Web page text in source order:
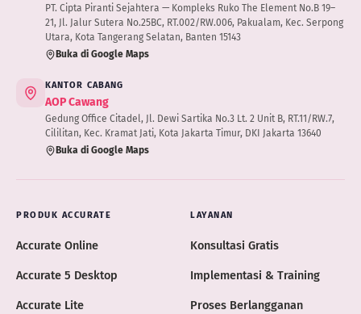
PT. Cipta Piranti Sejahtera — Kompleks Ruko The Element No.B 19–
21, Jl. Jalur Sutera No.25BC, RT.002/RW.006, Pakualam, Kec. Serpong
Utara, Kota Tangerang Selatan, Banten 15143
Buka di Google Maps
KANTOR CABANG
AOP Cawang
Gedung Office Citadel, Jl. Dewi Sartika No.3 Lt. 2 Unit B, RT.11/RW.7,
Cililitan, Kec. Kramat Jati, Kota Jakarta Timur, DKI Jakarta 13640
Buka di Google Maps
PRODUK ACCURATE
Accurate Online
Accurate 5 Desktop
Accurate Lite
LAYANAN
Konsultasi Gratis
Implementasi & Training
Proses Berlangganan